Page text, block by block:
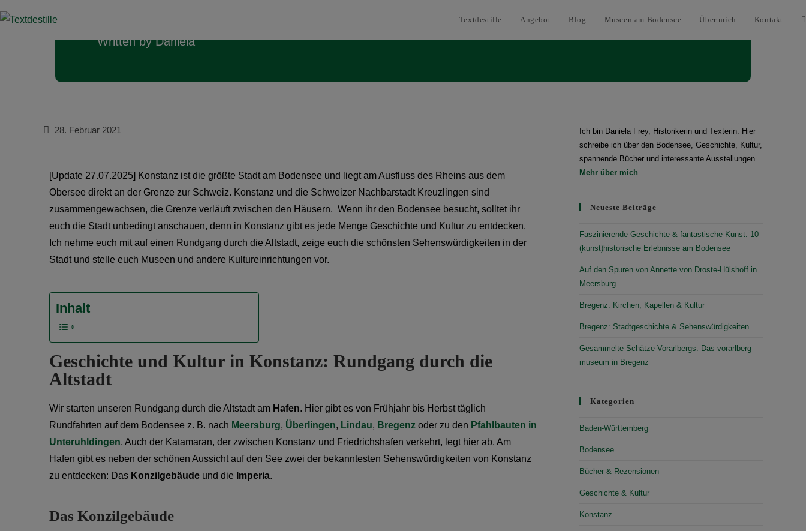
Textdestille Angebot Blog Museen am Bodensee Über mich Kontakt
Written byDaniela
28. Februar 2021
[Update 27.07.2025] Konstanz ist die größte Stadt am Bodensee und liegt am Ausfluss des Rheins aus dem
Obersee direkt an der Grenze zur Schweiz. Konstanz und die Schweizer Nachbarstadt Kreuzlingen sind
zusammengewachsen, die Grenze verläuft zwischen den Häusern. Wenn ihr den Bodensee besucht, solltet ihr
euch die Stadt unbedingt anschauen, denn in Konstanz gibt es jede Menge Geschichte und Kultur zu entdecken.
Ich nehme euch mit auf einen Rundgang durch die Altstadt, zeige euch die schönsten Sehenswürdigkeiten in der
Stadt und stelle euch Museen und andere Kultureinrichtungen vor.
Inhalt
Geschichte und Kultur in Konstanz: Rundgang durch die
Altstadt
Wir starten unseren Rundgang durch die Altstadt am Hafen. Hier gibt es von Frühjahr bis Herbst täglich
Rundfahrten auf dem Bodensee z. B. nach Meersburg, Überlingen, Lindau, Bregenz oder zu den Pfahlbauten in
Unteruhldingen. Auch der Katamaran, der zwischen Konstanz und Friedrichshafen verkehrt, legt hier ab. Am
Hafen gibt es neben der schönen Aussicht auf den See zwei der bekanntesten Sehenswürdigkeiten von Konstanz
zu entdecken: Das Konzilgebäude und die Imperia.
Das Konzilgebäude
Ich bin Daniela Frey, Historikerin und Texterin. Hier
schreibe ich über den Bodensee, Geschichte, Kultur,
spannende Bücher und interessante Ausstellungen.
Mehr über mich
Neueste Beiträge
Faszinierende Geschichte & fantastische Kunst: 10
(kunst)historische Erlebnisse am Bodensee
Auf den Spuren von Annette von Droste-Hülshoff in
Meersburg
Bregenz: Kirchen, Kapellen & Kultur
Bregenz: Stadtgeschichte & Sehenswürdigkeiten
Gesammelte Schätze Vorarlbergs: Das vorarlberg
museum in Bregenz
Kategorien
Baden-Württemberg
Bodensee
Bücher & Rezensionen
Geschichte & Kultur
Konstanz